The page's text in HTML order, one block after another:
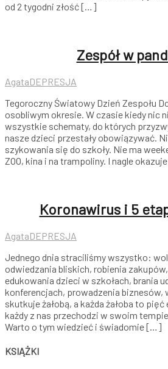
od 2 tygodni złość […]
Zespół w
AgataDEPRESJA
Tegoroczny Światowy Dzień Zespołu
osobliwym okresie. W czasie kiedy nic
wszystkie schematy, do których
nasze dzieci przestały obowiązywać.
szykowania się do szkoły. Nie ma
ZOO, kina i na trampoliny. I nagle
Koronawirus i 5
AgataDEPRESJA
Jednego dnia straciliśmy wszystko:
odwiedzania bliskich, robienia
edukowania dzieci w szkołach, brania
konferencjach, prowadzenia biznesów,
skutkuje żałobą, a każda żałoba to
każdy z nas przechodzi w swoim
Warto o tym wiedzieć i świadomie […]
KSIĄŻKI